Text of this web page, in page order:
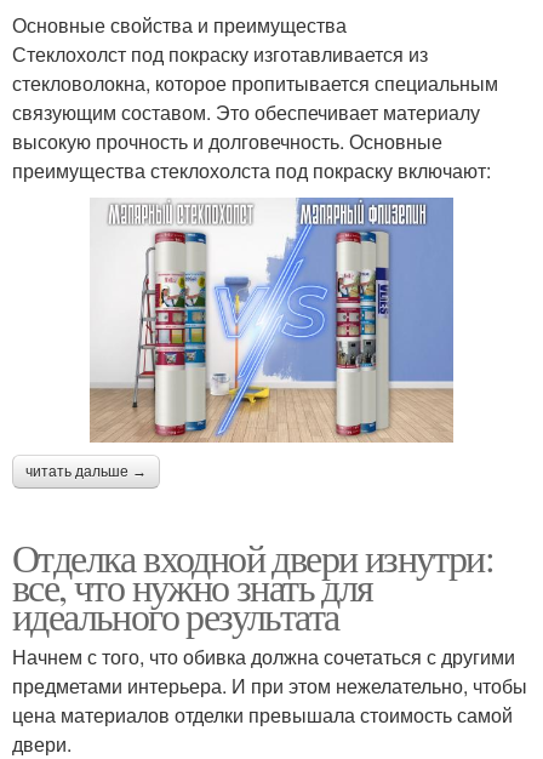
Основные свойства и преимущества
Стеклохолст под покраску изготавливается из
стекловолокна, которое пропитывается специальным
связующим составом. Это обеспечивает материалу
высокую прочность и долговечность. Основные
преимущества стеклохолста под покраску включают:
читать дальше →
Отделка входной двери изнутри:
все, что нужно знать для
идеального результата
Начнем с того, что обивка должна сочетаться с другими
предметами интерьера. И при этом нежелательно, чтобы
цена материалов отделки превышала стоимость самой
двери.